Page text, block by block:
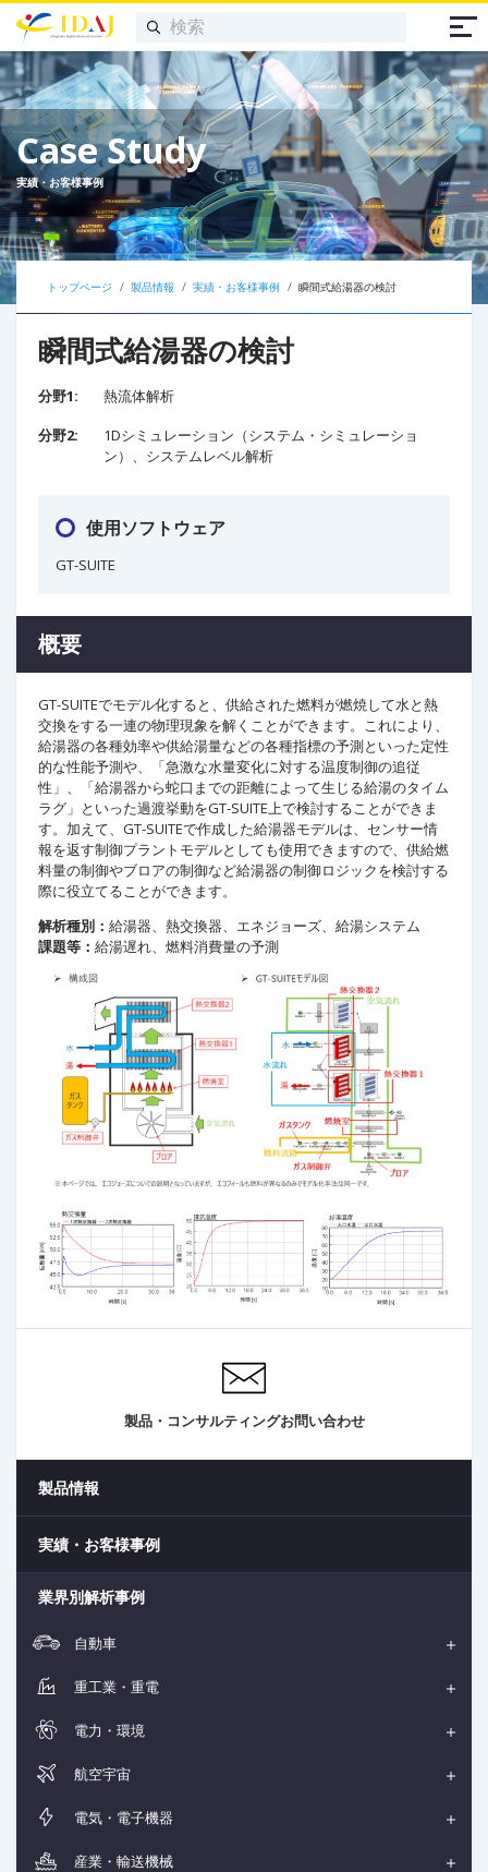
Case Study
実績・お客様事例
トップページ 製品情報 実績・お客様事例 瞬間式給湯器の検討
瞬間式給湯器の検討
分野1:
熱流体解析
分野2:
1Dシミュレーション（システム・シミュレーショ
ン）、システムレベル解析
使用ソフトウェア
GT-SUITE
概要
GT-SUITEでモデル化すると、供給された燃料が燃焼して水と熱
交換をする一連の物理現象を解くことができます。これにより、
給湯器の各種効率や供給湯量などの各種指標の予測といった定性
的な性能予測や、「急激な水量変化に対する温度制御の追従
性」、「給湯器から蛇口までの距離によって生じる給湯のタイム
ラグ」といった過渡挙動をGT-SUITE上で検討することができま
す。加えて、GT-SUITEで作成した給湯器モデルは、センサー情
報を返す制御プラントモデルとしても使用できますので、供給燃
料量の制御やブロアの制御など給湯器の制御ロジックを検討する
際に役立てることができます。
解析種別： 給湯器、熱交換器、エネジョーズ、給湯システム
課題等： 給湯遅れ、燃料消費量の予測
製品・コンサルティングお問い合わせ
製品情報
実績・お客様事例
業界別解析事例
自動車
重工業・重電
電力・環境
航空宇宙
電気・電子機器
産業・輸送機械